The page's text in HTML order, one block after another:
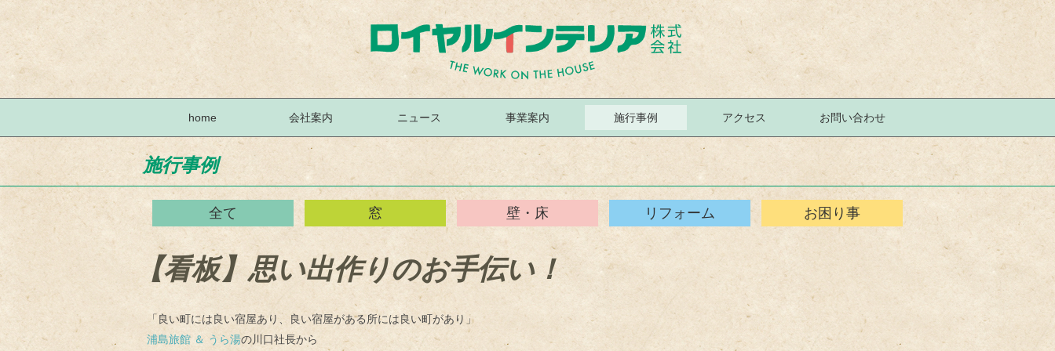
home 会社案内 ニュース 事業案内 施行事例 アクセス お問い合わせ
施行事例
全て 窓 壁・床 リフォーム お困り事
【看板】思い出作りのお手伝い！
「良い町には良い宿屋あり、良い宿屋がある所には良い町があり」
浦島旅館 ＆ うら湯の川口社長から